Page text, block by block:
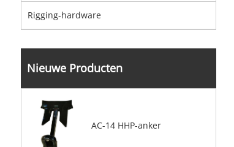
Rigging-hardware
Nieuwe Producten
AC-14 HHP-anker